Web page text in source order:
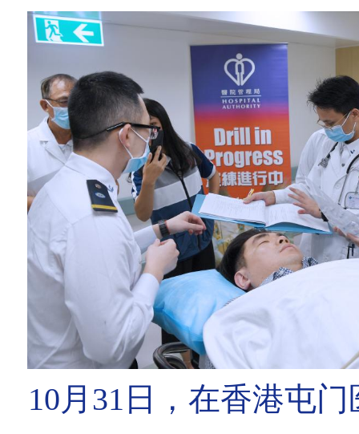
10月31日，在香港屯